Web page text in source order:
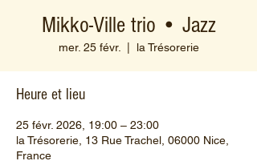
Mikko-Ville trio • Jazz
mer. 25 févr. la Trésorerie
Heure et lieu
25 févr. 2026, 19:00 – 23:00
la Trésorerie, 13 Rue Trachel, 06000 Nice,
France